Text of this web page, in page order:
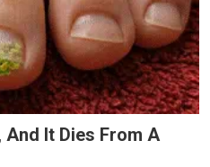
It Dies From A